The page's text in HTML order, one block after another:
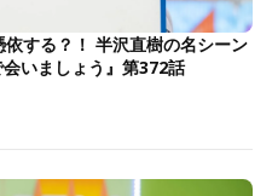
する？！ 半沢直樹の名シーン
いましょう』第372話